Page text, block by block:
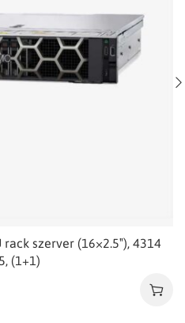
rack szerver (16×2.5″), 4314
(1+1)